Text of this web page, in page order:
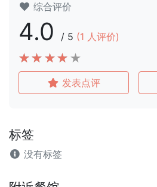
综合评价
4.0 / 5 (1 人评价)
发表点评
标签
没有标签